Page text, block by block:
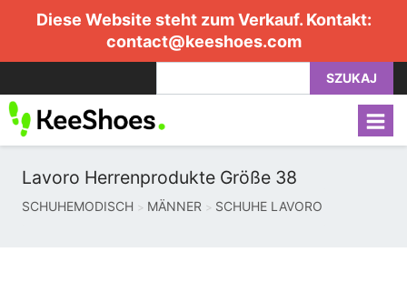
Diese Website steht zum Verkauf. Kontakt:
contact@keeshoes.com
SZUKAJ
Lavoro Herrenprodukte Größe 38
SCHUHEMODISCH MÄNNER SCHUHE LAVORO